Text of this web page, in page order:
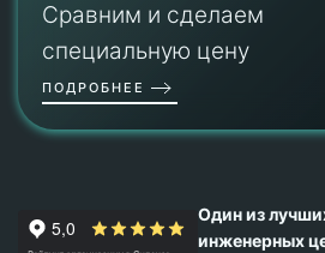
Сравним и сделаем
специальную цену
ПОДРОБНЕЕ
Один из
инженерных